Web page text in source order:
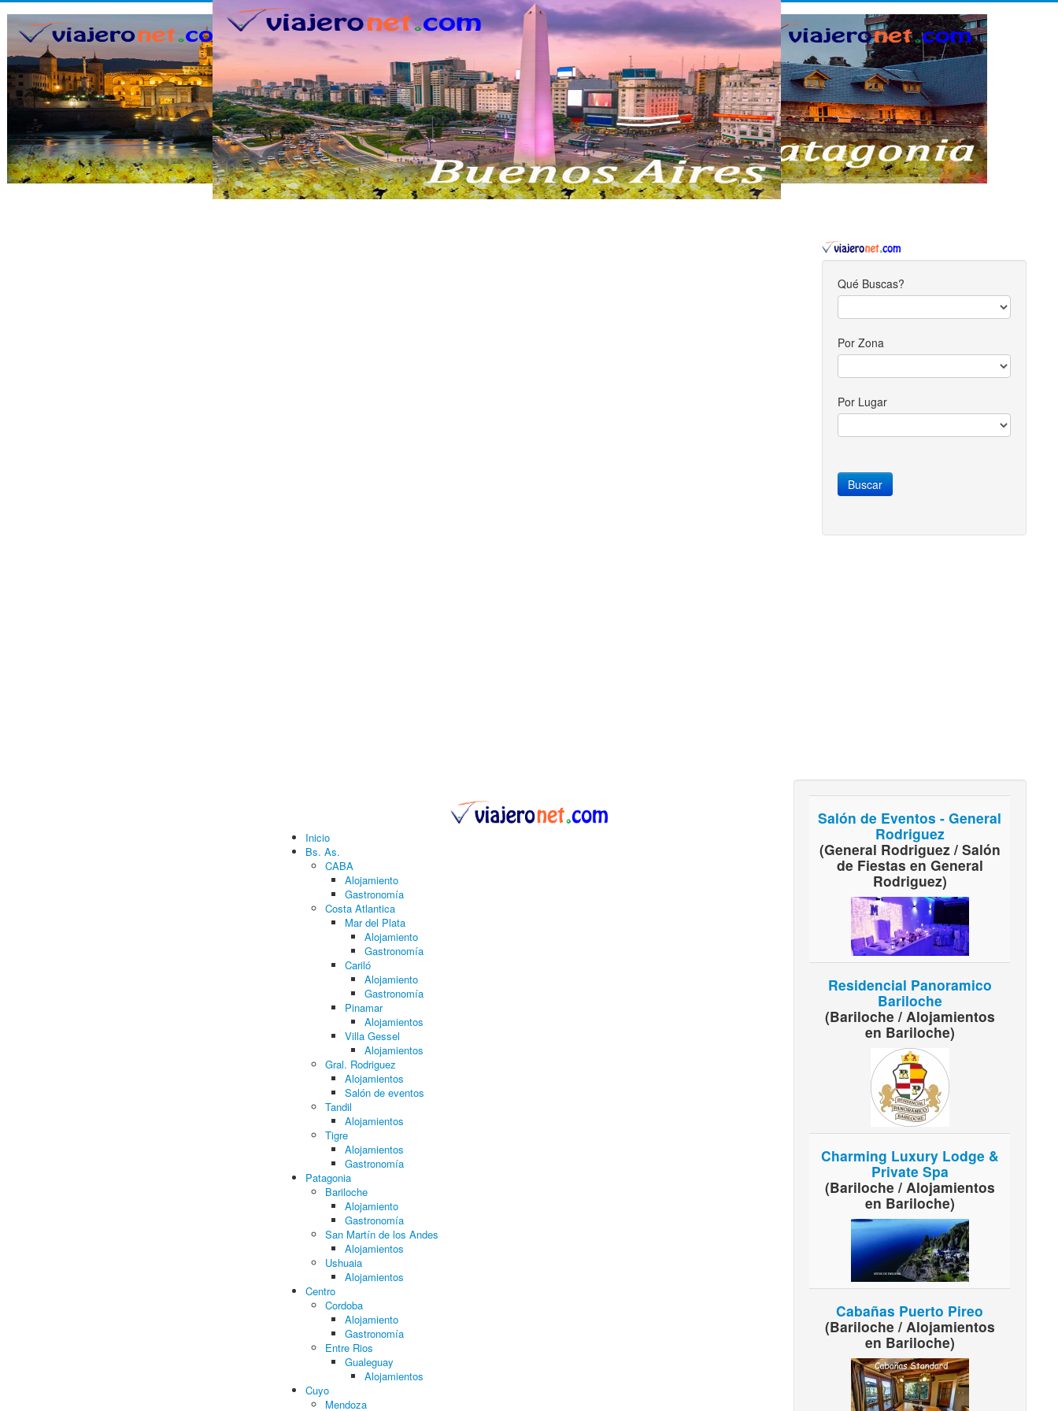
Qué Buscas?
Por Zona
Por Lugar
Inicio
Bs. As.
CABA
Alojamiento
Gastronomía
Costa Atlantica
Mar del Plata
Alojamiento
Gastronomía
Cariló
Alojamiento
Gastronomía
Pinamar
Alojamientos
Villa Gessel
Alojamientos
Gral. Rodriguez
Alojamientos
Salón de eventos
Tandil
Alojamientos
Tigre
Alojamientos
Gastronomía
Patagonia
Bariloche
Alojamiento
Gastronomía
San Martín de los Andes
Alojamientos
Ushuaia
Alojamientos
Centro
Cordoba
Alojamiento
Gastronomía
Entre Rios
Gualeguay
Alojamientos
Cuyo
Mendoza
Salón de Eventos - General
Rodriguez
(General Rodriguez / Salón
de Fiestas en General
Rodriguez)
Residencial Panoramico
Bariloche
(Bariloche / Alojamientos
en Bariloche)
Charming Luxury Lodge &
Private Spa
(Bariloche / Alojamientos
en Bariloche)
Cabañas Puerto Pireo
(Bariloche / Alojamientos
en Bariloche)